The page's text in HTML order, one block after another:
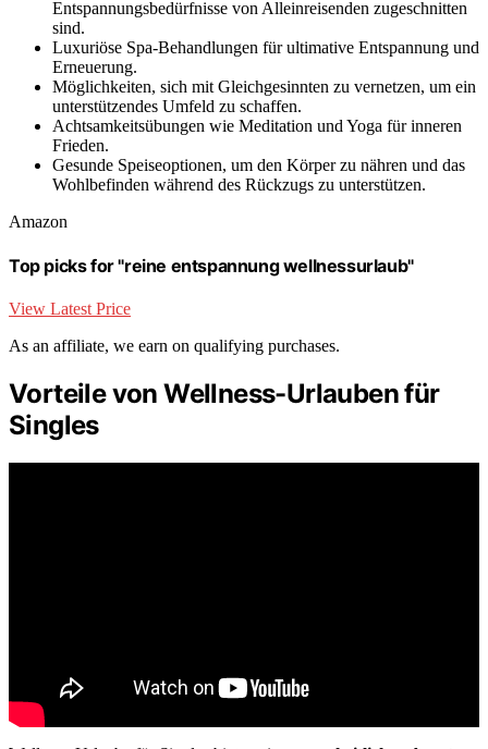
Entspannungsbedürfnisse von Alleinreisenden zugeschnitten
sind.
Luxuriöse Spa-Behandlungen für ultimative Entspannung und
Erneuerung.
Möglichkeiten, sich mit Gleichgesinnten zu vernetzen, um ein
unterstützendes Umfeld zu schaffen.
Achtsamkeitsübungen wie Meditation und Yoga für inneren
Frieden.
Gesunde Speiseoptionen, um den Körper zu nähren und das
Wohlbefinden während des Rückzugs zu unterstützen.
Amazon
Top picks for "reine entspannung wellnessurlaub"
View Latest Price
As an affiliate, we earn on qualifying purchases.
Vorteile von Wellness-Urlauben für
Singles